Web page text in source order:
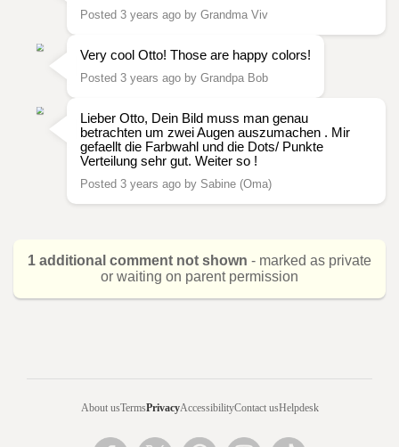
Posted 3 years ago by Grandma Viv
Very cool Otto! Those are happy colors!
Posted 3 years ago by Grandpa Bob
Lieber Otto, Dein Bild muss man genau
betrachten um zwei Augen auszumachen . Mir
gefaellt die Farbwahl und die Dots/ Punkte
Verteilung sehr gut. Weiter so !
Posted 3 years ago by Sabine (Oma)
1 additional comment not shown - marked as private
or waiting on parent permission
About usTermsPrivacyAccessibilityContact usHelpdesk